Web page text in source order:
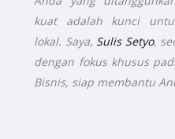
kuat adalah kunci
lokal. Saya, Sulis Setyo,
dengan fokus khusus
Bisnis, siap membantu